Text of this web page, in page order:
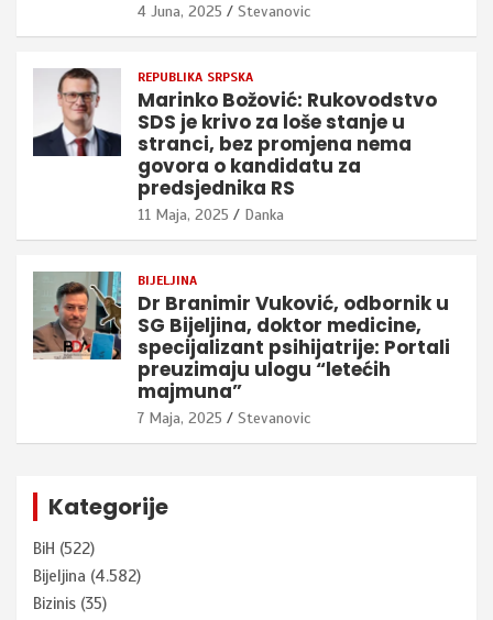
4 Juna, 2025 Stevanovic
REPUBLIKA SRPSKA
Marinko Božović: Rukovodstvo
SDS je krivo za loše stanje u
stranci, bez promjena nema
govora o kandidatu za
predsjednika RS
11 Maja, 2025 Danka
BIJELJINA
Dr Branimir Vuković, odbornik u
SG Bijeljina, doktor medicine,
specijalizant psihijatrije: Portali
preuzimaju ulogu “letećih
majmuna”
7 Maja, 2025 Stevanovic
Kategorije
BiH (522)
Bijeljina (4.582)
Bizinis (35)